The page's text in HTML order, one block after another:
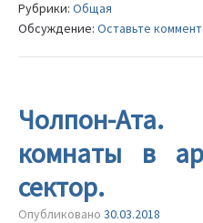
Рубрики: Общая
Обсуждение: Оставьте
Чолпон-
комнаты в
сектор.
Опубликовано 30.03.2018